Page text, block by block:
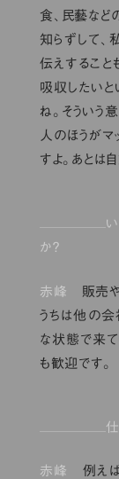
食、民藝など
知らずして
伝えすること
吸収したい
ね。そういう
人のほうが
すよ。あとは
か？
赤峰
販売や
うちは他の会
な状態で来
も歓迎です。
赤峰
例えば